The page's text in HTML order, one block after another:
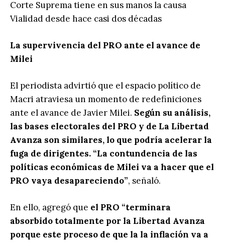
Corte Suprema tiene en sus manos la causa
Vialidad desde hace casi dos décadas
La supervivencia del PRO ante el avance de
Milei
El periodista advirtió que el espacio político de
Macri atraviesa un momento de redefiniciones
ante el avance de Javier Milei. Según su análisis,
las bases electorales del PRO y de La Libertad
Avanza son similares, lo que podría acelerar la
fuga de dirigentes. “La contundencia de las
políticas económicas de Milei va a hacer que el
PRO vaya desapareciendo”, señaló.
En ello, agregó que el PRO “terminara
absorbido totalmente por la Libertad Avanza
porque este proceso de que la la inflación va a